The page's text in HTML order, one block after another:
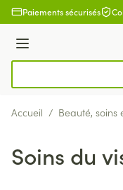
Aller au contenu
Paiements sécurisés
Menu
Accueil / Beauté, soins
Soins du